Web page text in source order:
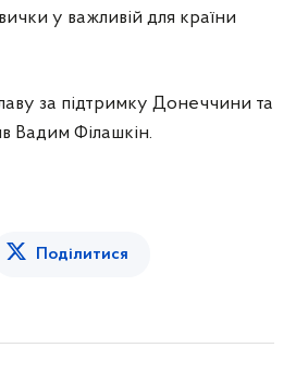
у важливій для країни
за підтримку Донеччини та
Вадим Філашкін.
Поділитися